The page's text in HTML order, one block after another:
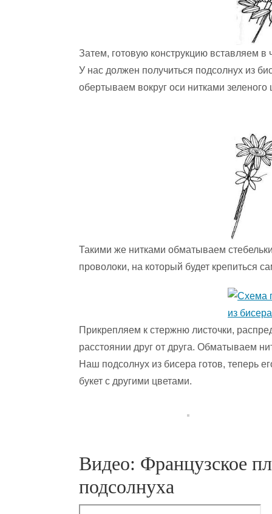
Затем, готовую конструкцию вставляем
У нас должен получиться подсолнух из
обертываем вокруг оси нитками зеленого
Такими же нитками обматываем
проволоки, на который будет крепиться
Прикрепляем к стержню листочки,
расстоянии друг от друга. Обматываем
Наш подсолнух из бисера готов, теперь
букет с другими цветами.
Видео: Французское
подсолнуха